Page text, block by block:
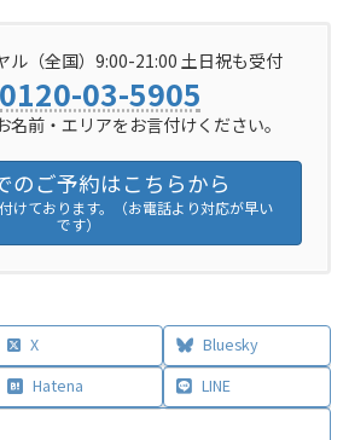
ル（全国）9:00-21:00 土日祝も受付
0120-03-5905
前・エリアをお言付けください。
のご予約はこちらから
けております。（お電話より対応が早い
です）
X
Bluesky
Hatena LINE